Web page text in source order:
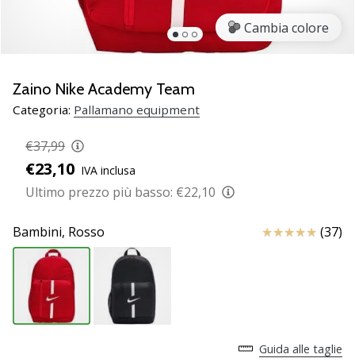
da
PUMA
Accelerate
NITRO
SQD
5!
gli
aggiornamenti
tecnici
valuta
se
vale
Cambia colore
Zaino Nike Academy Team
Categoria: Pallamano equipment
€37,99
€23,10 IVA inclusa
Ultimo prezzo più basso: €22,10
Bambini, Rosso Recensioni(37)
Guida alle taglie